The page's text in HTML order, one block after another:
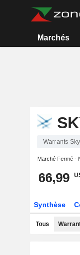
Marchés
Warrants
Marché Fermé -
66,99
Synthèse
Tous